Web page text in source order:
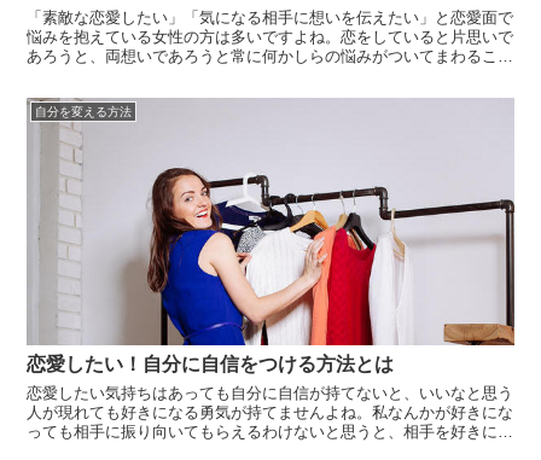
「素敵な恋愛したい」「気になる相手に想いを伝えたい」と恋愛面で
悩みを抱えている女性の方は多いですよね。恋をしていると片思いで
あろうと、両想いであろうと常に何かしらの悩みがついてまわること
「言葉の持つ力」を受け取ることができるかもしれません。恋愛した
いという強い...
自分を変える方法
恋愛したい！自分に自信をつける方法とは
恋愛したい気持ちはあっても自分に自信が持てないと、いいなと思う
人が現れても好きになる勇気が持てませんよね。私なんかが好きにな
っても相手に振り向いてもらえるわけないと思うと、相手を好きにな